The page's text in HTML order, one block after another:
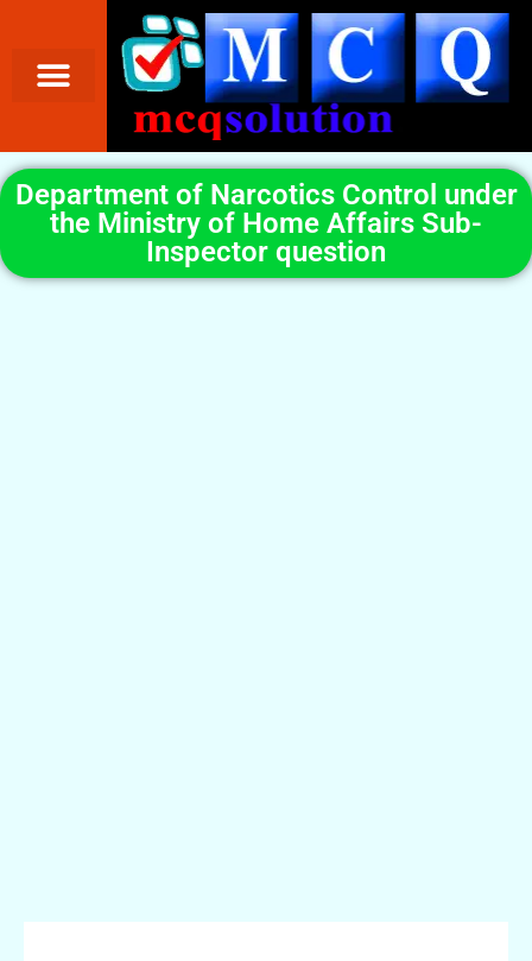
Department of Narcotics Control under
the Ministry of Home Affairs Sub-
Inspector question